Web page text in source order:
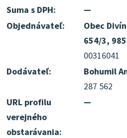
Suma s DPH:
—
Objednávateľ:
Obec
654/3,
00316041
Dodávateľ:
Bohumil
287 562
URL profilu
verejného
obstarávania:
—